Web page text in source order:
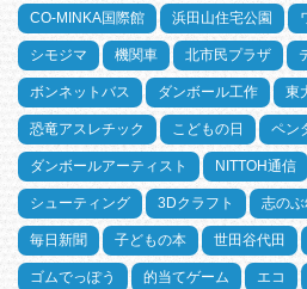
CO-MINKA国際館 浜田山住宅公園
シモジマ 機関車 北市民プラザ
ボンネットバス ダンボール工作 東
恐竜アスレチック こどもの日 ペン
ダンボールアーティスト NITTOH通信
シューティング 3Dクラフト 志のぶ
毎日新聞 子どもの本 世田谷代田
ゴムでっぽう 的当てゲーム エコ